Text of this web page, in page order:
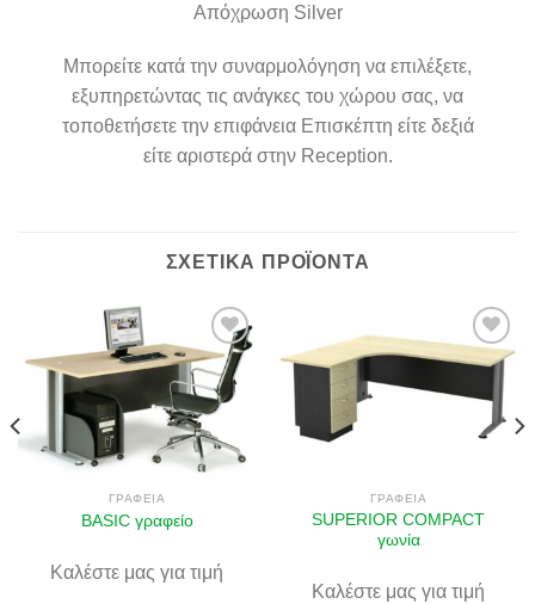
Απόχρωση Silver
Μπορείτε κατά την συναρμολόγηση να επιλέξετε,
εξυπηρετώντας τις ανάγκες του χώρου σας, να
τοποθετήσετε την επιφάνεια Επισκέπτη είτε δεξιά
είτε αριστερά στην Reception.
ΣΧΕΤΙΚΆ ΠΡΟΪΌΝΤΑ
Πρόσθήκη
στην λίστα
επιθυμιών
ΓΡΑΦΕΊΑ
BASIC γραφείο
Καλέστε μας για τιμή
Πρόσθήκη
στην λίστα
επιθυμιών
ΓΡΑΦΕΊΑ
SUPERIOR COMPACT
γωνία
Καλέστε μας για τιμή